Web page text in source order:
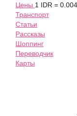
Цены 1 IDR =
Транспорт
Статьи
Рассказы
Шоппинг
Переводчик
Карты